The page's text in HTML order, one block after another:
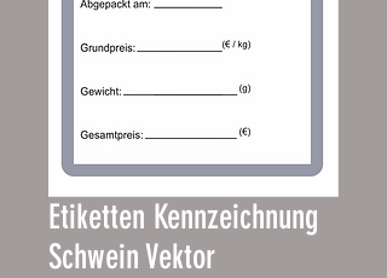
Etiketten Kennzeichnung
Schwein Vektor